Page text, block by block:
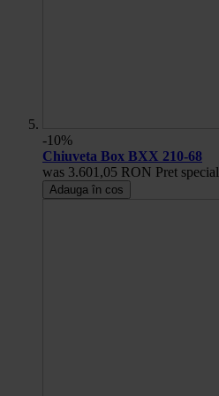
-10%
Chiuveta Box BXX 210-68
was 3.601,05 RON Pret special
Adauga în cos